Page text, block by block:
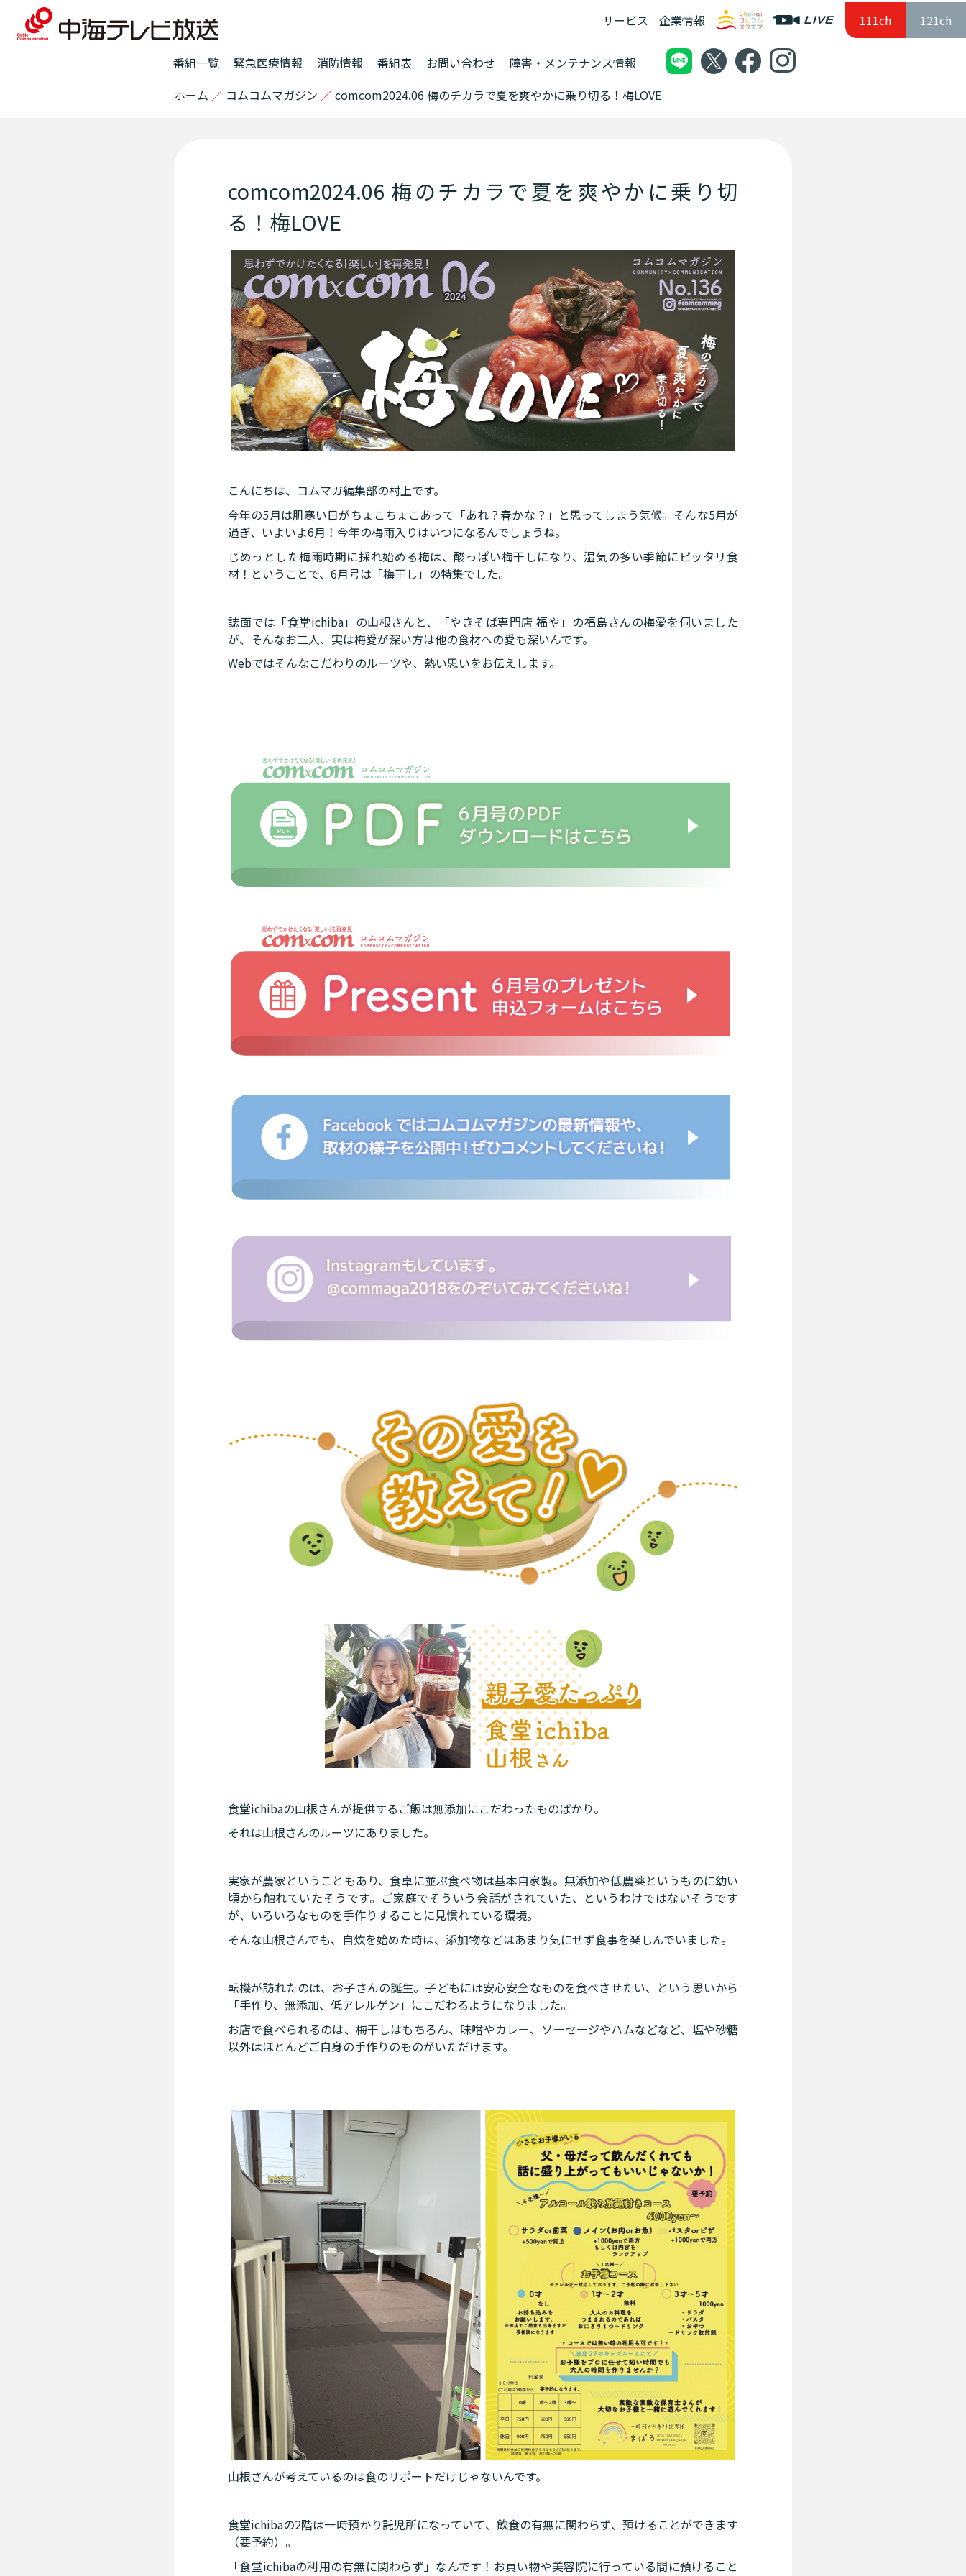
サービス 企業情報 111ch 121ch
番組一覧 緊急医療情報 消防情報 番組表 お問い合わせ
障害・メンテナンス情報
ホーム ／ コムコムマガジン ／comcom2024.06 梅のチカラで夏を爽やかに乗り切る！梅LOVE
comcom2024.06 梅のチカラで夏を爽やかに乗り切
る！梅LOVE
こんにちは、コムマガ編集部の村上です。
今年の5月は肌寒い日がちょこちょこあって「あれ？春かな？」と思ってしまう気候。そんな5月が
過ぎ、いよいよ6月！今年の梅雨入りはいつになるんでしょうね。
じめっとした梅雨時期に採れ始める梅は、酸っぱい梅干しになり、湿気の多い季節にピッタリ食
材！ということで、6月号は「梅干し」の特集でした。
誌面では「食堂ichiba」の山根さんと、「やきそば専門店 福や」の福島さんの梅愛を伺いました
が、そんなお二人、実は梅愛が深い方は他の食材への愛も深いんです。
Webではそんなこだわりのルーツや、熱い思いをお伝えします。
食堂ichibaの山根さんが提供するご飯は無添加にこだわったものばかり。
それは山根さんのルーツにありました。
実家が農家ということもあり、食卓に並ぶ食べ物は基本自家製。無添加や低農薬というものに幼い
頃から触れていたそうです。ご家庭でそういう会話がされていた、というわけではないそうです
が、いろいろなものを手作りすることに見慣れている環境。
そんな山根さんでも、自炊を始めた時は、添加物などはあまり気にせず食事を楽しんでいました。
転機が訪れたのは、お子さんの誕生。子どもには安心安全なものを食べさせたい、という思いから
「手作り、無添加、低アレルゲン」にこだわるようになりました。
お店で食べられるのは、梅干しはもちろん、味噌やカレー、ソーセージやハムなどなど、塩や砂糖
以外はほとんどご自身の手作りのものがいただけます。
山根さんが考えているのは食のサポートだけじゃないんです。
食堂ichibaの2階は一時預かり託児所になっていて、飲食の有無に関わらず、預けることができます
（要予約）。
「食堂ichibaの利用の有無に関わらず」なんです！お買い物や美容院に行っている間に預けること